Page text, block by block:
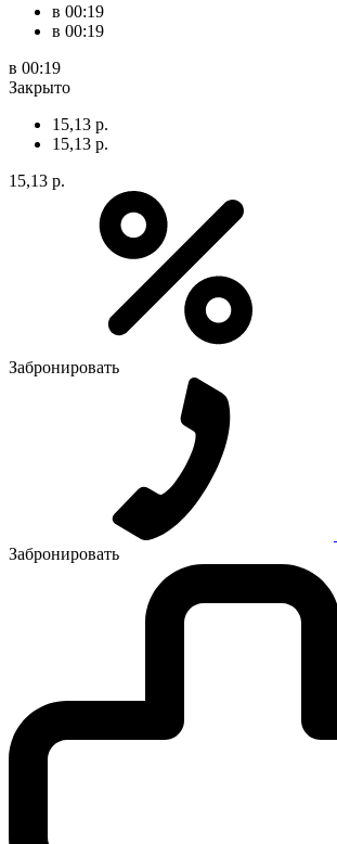
в 00:19
в 00:19
в 00:19
Закрыто
15,13 р.
15,13 р.
15,13 р.
Забронировать
Забронировать